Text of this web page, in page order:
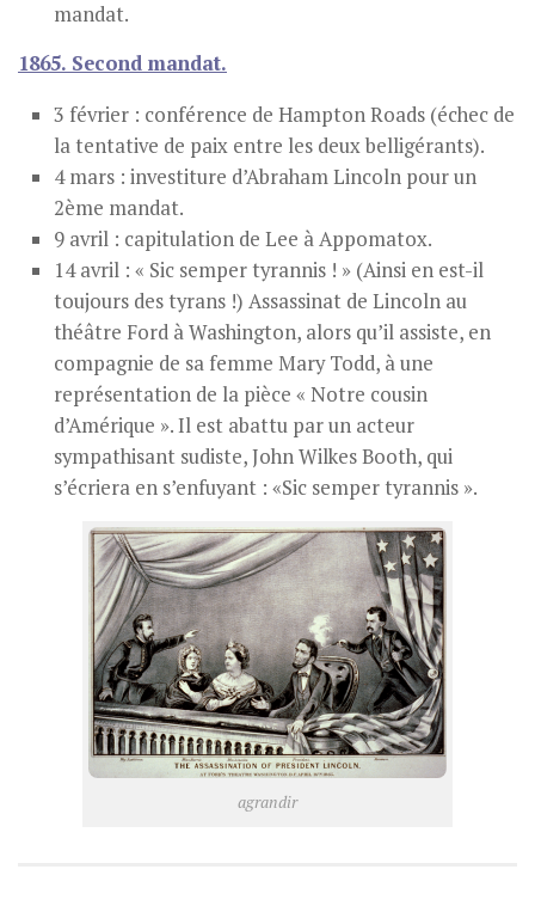
mandat.
1865. Second mandat.
3 février : conférence de Hampton Roads (échec de
la tentative de paix entre les deux belligérants).
4 mars : investiture d’Abraham Lincoln pour un
2ème mandat.
9 avril : capitulation de Lee à Appomatox.
14 avril : « Sic semper tyrannis ! » (Ainsi en est-il
toujours des tyrans !) Assassinat de Lincoln au
théâtre Ford à Washington, alors qu’il assiste, en
compagnie de sa femme Mary Todd, à une
représentation de la pièce « Notre cousin
d’Amérique ». Il est abattu par un acteur
sympathisant sudiste, John Wilkes Booth, qui
s’écriera en s’enfuyant : «Sic semper tyrannis ».
agrandir